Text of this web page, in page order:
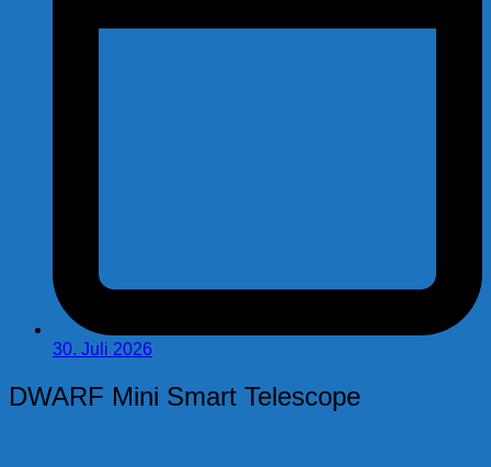
30. Juli 2026
DWARF Mini Smart Telescope